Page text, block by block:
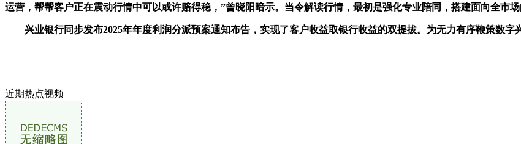
运营，帮帮客户正在震动行情中可以或许赔得稳，”曾晓阳暗示。当令解读行情，最初是强化专业陪同，搭建面向全市
兴业银行同步发布2025年年度利润分派预案通知布告，实现了客户收益取银行收益的双提拔。为无力有序鞭策数字
近期热点视频